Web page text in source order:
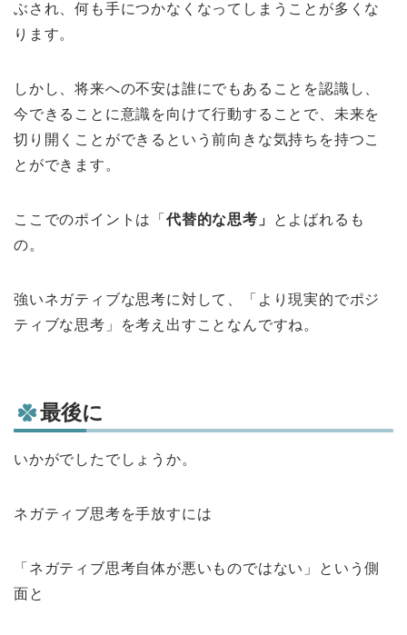
ぶされ、何も手につかなくなってしまうことが多くな
ります。
しかし、将来への不安は誰にでもあることを認識し、
今できることに意識を向けて行動することで、未来を
切り開くことができるという前向きな気持ちを持つこ
とができます。
ここでのポイントは「 代替的な思考」
とよばれるも
の。
強いネガティブな思考に対して、「より現実的でポジ
ティブな思考」を考え出すことなんですね。
最後に
いかがでしたでしょうか。
ネガティブ思考を手放すには
「ネガティブ思考自体が悪いものではない」という側
面と